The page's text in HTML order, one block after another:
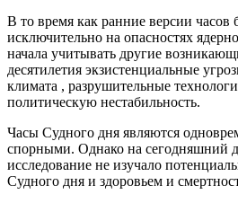
В то время как ранние версии часов
исключительно на опасностях
начала учитывать другие
десятилетия экзистенциальные
климата , разрушительные
политическую нестабильность.
Часы Судного дня являются
спорными. Однако на сегодняшний
исследование не изучало
Судного дня и здоровьем и